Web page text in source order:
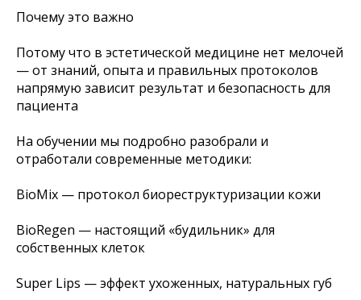
Почему это важно
Потому что в эстетической медицине нет мелочей
— от знаний, опыта и правильных протоколов
напрямую зависит результат и безопасность для
пациента
На обучении мы подробно разобрали и
отработали современные методики:
BioMix — протокол биореструктуризации кожи
BioRegen — настоящий «будильник» для
собственных клеток
Super Lips — эффект ухоженных, натуральных губ